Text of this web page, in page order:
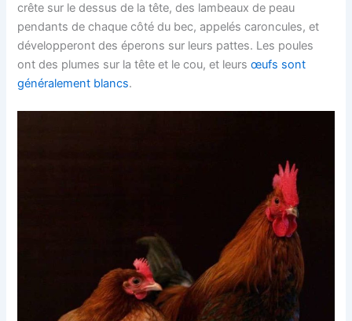
crête sur le dessus de la tête, des lambeaux de peau
pendants de chaque côté du bec, appelés caroncules, et
développeront des éperons sur leurs pattes. Les poules
ont des plumes sur la tête et le cou, et leursœufs sont
généralement blancs.